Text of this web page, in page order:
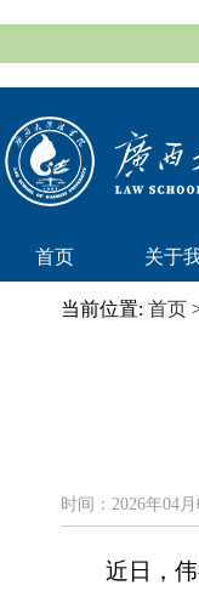
首页 关于
当前位置: 首页
时间：2026年04
近日，